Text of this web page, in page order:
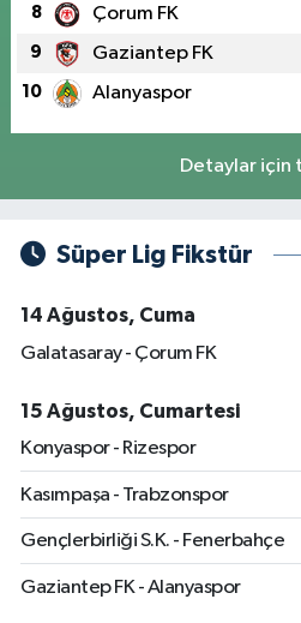
8 Çorum FK
9 Gaziantep FK
10 Alanyaspor
Detaylar için
Süper Lig Fikstür
14 Ağustos, Cuma
Galatasaray - Çorum FK
15 Ağustos, Cumartesi
Konyaspor - Rizespor
Kasımpaşa - Trabzonspor
Gençlerbirliği S.K. - Fenerbahçe
Gaziantep FK - Alanyaspor